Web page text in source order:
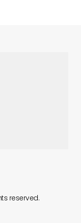
reserved.